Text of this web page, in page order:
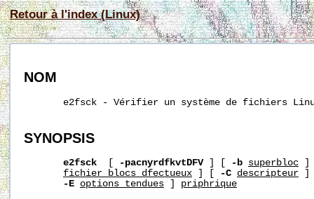
Retour à l'index (Linux)
NOM
e2fsck - Vérifier un système de fichiers
SYNOPSIS
e2fsck -pacnyrdfkvtDFV ] [ -b superbloc
fichier_blocs_dfectueux -C descripteur
-E options_ tendues priphrique